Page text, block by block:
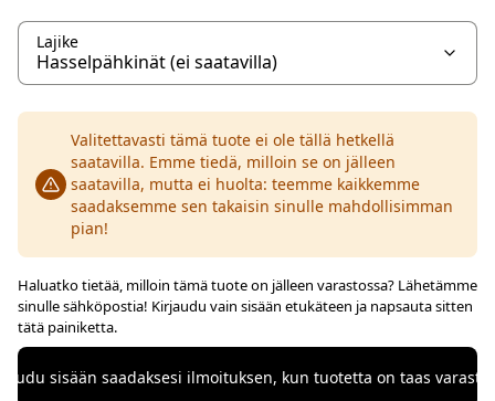
Lajike
Valitettavasti tämä tuote ei ole tällä hetkellä
saatavilla. Emme tiedä, milloin se on jälleen
saatavilla, mutta ei huolta: teemme kaikkemme
saadaksemme sen takaisin sinulle mahdollisimman
pian!
Haluatko tietää, milloin tämä tuote on jälleen varastossa? Lähetämme
sinulle sähköpostia! Kirjaudu vain sisään etukäteen ja napsauta sitten
tätä painiketta.
sisään saadaksesi ilmoituksen, kun tuotetta on taas